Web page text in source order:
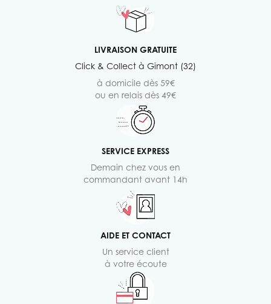
LIVRAISON GRATUITE
Click & Collect à Gimont (32)
à domicile dès 59€
ou en relais dès 49€
SERVICE EXPRESS
Demain chez vous en
commandant avant 14h
AIDE ET CONTACT
Un service client
à votre écoute